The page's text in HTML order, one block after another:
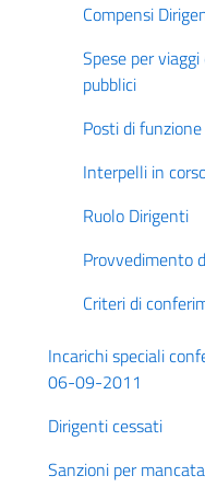
Compensi
Spese per
pubblici
Posti di
Interpelli in
Ruolo Dirigenti
Provvedimento
Criteri di
Incarichi speciali
06-09-2011
Dirigenti cessati
Sanzioni per